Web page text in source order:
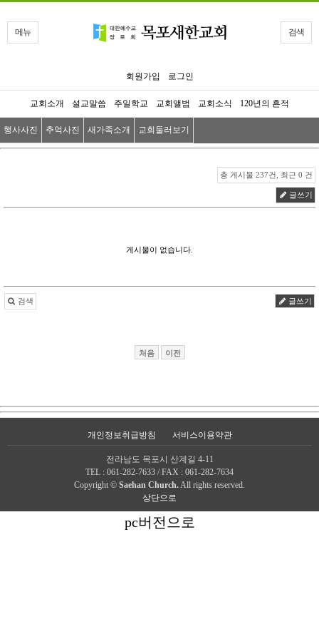
메뉴 검색
회원가입 로그인
교회소개 설교말씀 주일학교 교회앨범 교회소식 120년의 흔적
행사사진 추억사진 새가족소개 교회둘러보기
총 게시물 237건, 최근 0 건
글쓰기
게시물이 없습니다.
검색 글쓰기
처음 이전
개인정보취급방침 서비스이용약관
전라남도 목포시 산계길 4-11
TEL : 061-282-7633 / FAX : 061-282-7634
Copyright © Saehan Church.All rights reserved.
상단으로
pc버전으로